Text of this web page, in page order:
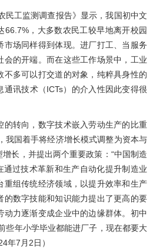
民工监测调查报告》显示，我国初中文
66.7%，大多数农民工较早地离开校园
市场同样得到体现。进厂打工、当服务
会的开端。而在这些工作场景中，工业
不多可以打交道的对象，纯粹具身性的
讯技术（ICTs）的介入性因此变得很
的转向，数字技术嵌入劳动生产的比重
我国着手将经济增长模式调整为资本与
长，并提出两个重要政策：“中国制造
通过技术革新和生产自动化提升制造业
重组传统经济领域，以提升效率和生产
的数字技能和知识能力提出了更高的要
力逐渐变成企业中的边缘群体。初中
些年小学毕业都能进厂子，现在都要大
年7月2日）